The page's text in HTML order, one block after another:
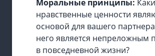
Моральные принципы:
нравственные ценности
основой для вашего
него является непреложным
в повседневной жизни?